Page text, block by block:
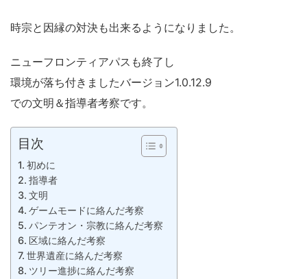
時宗と因縁の対決も出来るようになりました。
ニューフロンティアパスも終了し
環境が落ち付きましたバージョン1.0.12.9
での文明＆指導者考察です。
目次
初めに
指導者
文明
ゲームモードに絡んだ考察
パンテオン・宗教に絡んだ考察
区域に絡んだ考察
世界遺産に絡んだ考察
ツリー進捗に絡んだ考察